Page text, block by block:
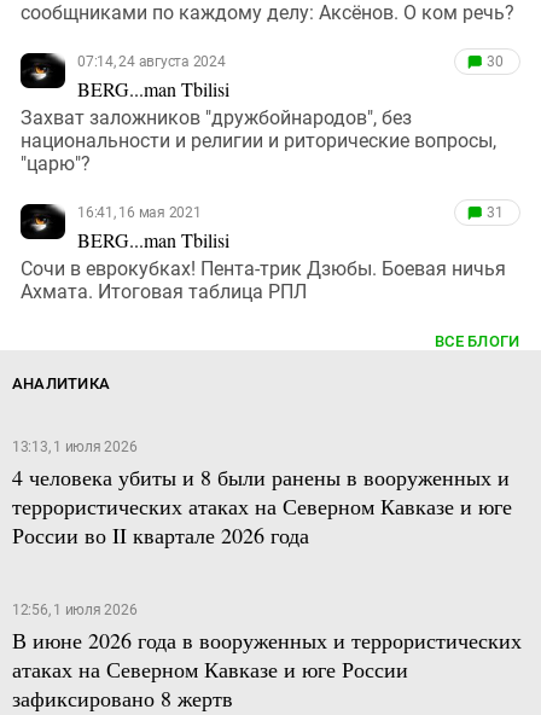
сообщниками по каждому делу: Аксёнов. О ком речь?
07:14, 24 августа 2024
BERG...man Tbilisi
30
Захват заложников "дружбойнародов", без
национальности и религии и риторические вопросы,
"царю"?
16:41, 16 мая 2021
BERG...man Tbilisi
31
Сочи в еврокубках! Пента-трик Дзюбы. Боевая ничья
Ахмата. Итоговая таблица РПЛ
ВСЕ БЛОГИ
АНАЛИТИКА
13:13, 1 июля 2026
4 человека убиты и 8 были ранены в вооруженных и
террористических атаках на Северном Кавказе и юге
России во II квартале 2026 года
12:56, 1 июля 2026
В июне 2026 года в вооруженных и террористических
атаках на Северном Кавказе и юге России
зафиксировано 8 жертв